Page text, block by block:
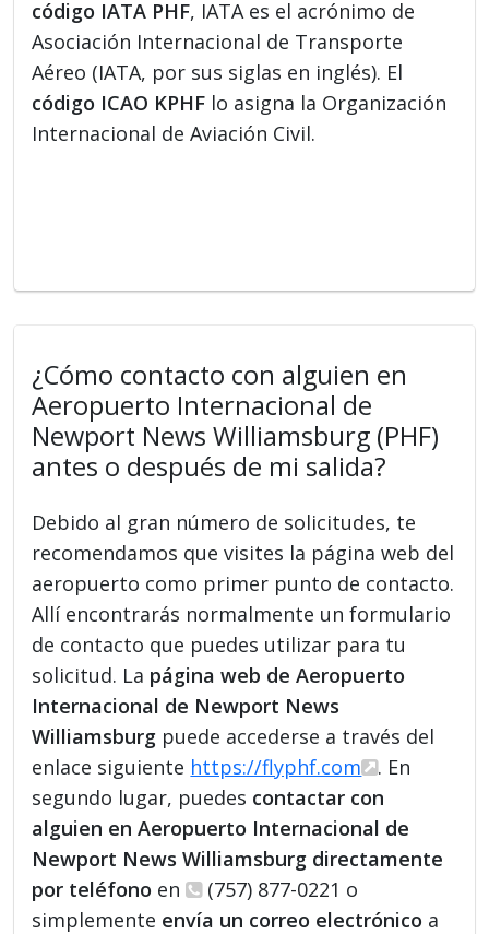
código IATA PHF, IATA es el acrónimo de
Asociación Internacional de Transporte
Aéreo (IATA, por sus siglas en inglés). El
código ICAO KPHF lo asigna la Organización
Internacional de Aviación Civil.
¿Cómo contacto con alguien en
Aeropuerto Internacional de
Newport News Williamsburg (PHF)
antes o después de mi salida?
Debido al gran número de solicitudes, te
recomendamos que visites la página web del
aeropuerto como primer punto de contacto.
Allí encontrarás normalmente un formulario
de contacto que puedes utilizar para tu
solicitud. La página web de Aeropuerto
Internacional de Newport News
Williamsburg puede accederse a través del
enlace siguiente https://flyphf.com
. En
segundo lugar, puedes contactar con
alguien en Aeropuerto Internacional de
Newport News Williamsburg directamente
por teléfono en
(757) 877-0221 o
simplemente envía un correo electrónico a